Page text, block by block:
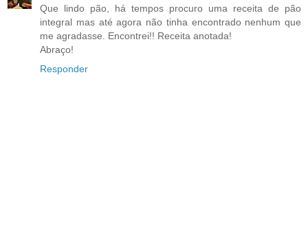
Que lindo pão, há tempos procuro uma receita de pão
integral mas até agora não tinha encontrado nenhum que
me agradasse. Encontrei!! Receita anotada!
Abraço!
Responder